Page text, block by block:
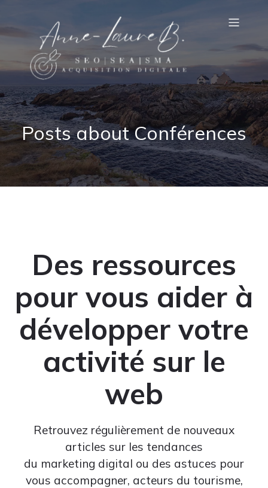
Posts about Conférences
Des ressources
pour vous aider à
développer votre
activité sur le
web
Retrouvez régulièrement de nouveaux
articles sur les tendances
du marketing digital ou des astuces pour
vous accompagner, acteurs du tourisme,